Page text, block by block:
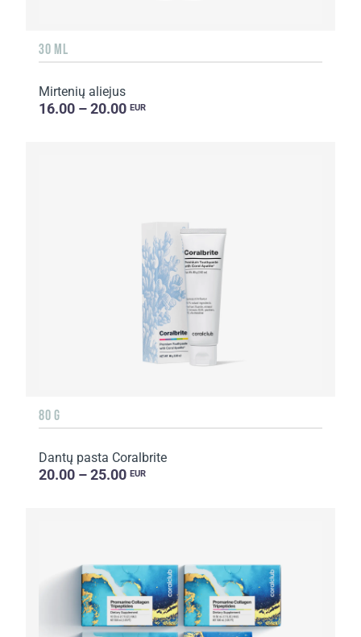
30 ML
Mirtenių aliejus
16.00 – 20.00 EUR
80 G
Dantų pasta Coralbrite
20.00 – 25.00 EUR